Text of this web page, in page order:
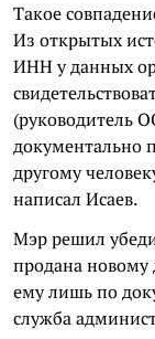
Такое
Из открытых
ИНН у данных
(руководитель
документально
другому
написал Исаев.
Мэр решил
продана новому
ему лишь по
служба